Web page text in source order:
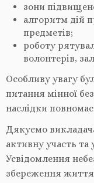
зони
алгоритм дій
предметів;
роботу
волонтерів,
Особливу увагу
питання мінної
наслідки
Дякуємо
активну участь та
Усвідомлення
збереження